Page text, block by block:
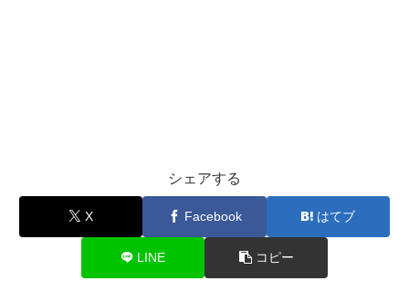
シェアする
X Facebook はてブ
LINE コピー